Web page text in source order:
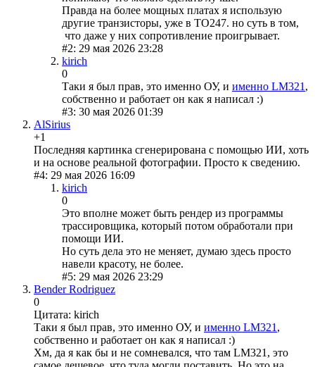
Правда на более мощных платах я использую
другие транзисторы, уже в ТО247. но суть в том,
что даже у них сопротивление проигрывает.
#2: 29 мая 2026 23:28
kirich
0
Таки я был прав, это именно ОУ, и именно LM321 ,
собственно и работает он как я написал :)
#3: 30 мая 2026 01:39
AlSirius
+1
Последняя картинка сгенерирована с помощью ИИ, хоть
и на основе реальной фотографии. Просто к сведению.
#4: 29 мая 2026 16:09
kirich
0
Это вполне может быть рендер из программы
трассировщика, который потом обработали при
помощи ИИ.
Но суть дела это не меняет, думаю здесь просто
навели красоту, не более.
#5: 29 мая 2026 23:29
Bender Rodriguez
0
Цитата: kirich
Таки я был прав, это именно ОУ, и именно LM321 ,
собственно и работает он как я написал :)
Хм, да я как бы и не сомневался, что там LM321, это